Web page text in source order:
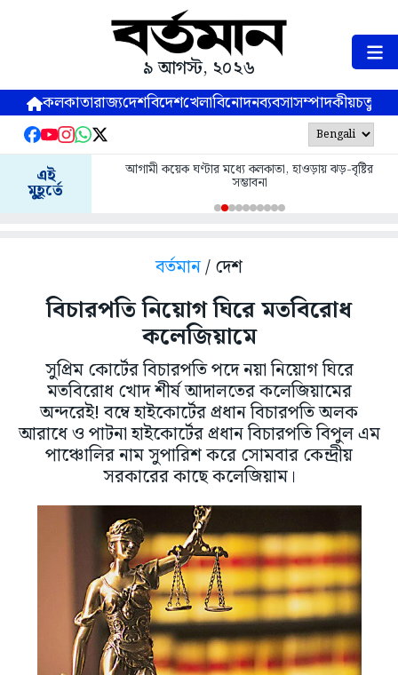
৯ আগস্ট, ২০২৬
কলকাতারাজ্যদেশবিদেশখেলাবিনোদনব্যবসাসম্পাদকীয়
এই
মুহূর্তে
আগামী কয়েক ঘণ্টার মধ্যে কলকাতা, হাওড়ায় ঝড়-বৃষ্টির
সম্ভাবনা
বর্তমান/ দেশ
বিচারপতি নিয়োগ ঘিরে মতবিরোধ
কলেজিয়ামে
সুপ্রিম কোর্টের বিচারপতি পদে নয়া নিয়োগ ঘিরে
মতবিরোধ খোদ শীর্ষ আদালতের কলেজিয়ামের
অন্দরেই! বম্বে হাইকোর্টের প্রধান বিচারপতি অলক
আরাধে ও পাটনা হাইকোর্টের প্রধান বিচারপতি বিপুল এম
পাঞ্চোলির নাম সুপারিশ করে সোমবার কেন্দ্রীয়
সরকারের কাছে কলেজিয়াম।